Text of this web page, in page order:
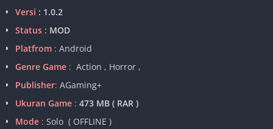
Versi : 1.0.2
Status : MOD
Platfrom : Android
Genre Game : Action , Horror ,
Publisher: AGaming+
Ukuran Game : 473 MB ( RAR )
Mode : Solo ( OFFLINE )